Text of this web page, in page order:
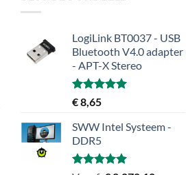
LogiLink BT0037 - USB
Bluetooth V4.0 adapter
- APT-X Stereo
Gewaardeerd
5.00
€8,65
SWW Intel Systeem -
DDR5